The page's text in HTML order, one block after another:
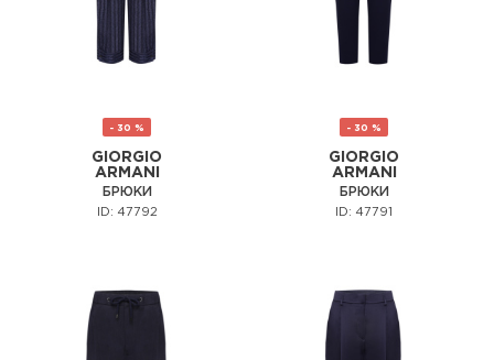
- 30 %
GIORGIO
ARMANI
БРЮКИ
ID: 47792
- 30 %
GIORGIO
ARMANI
БРЮКИ
ID: 47791